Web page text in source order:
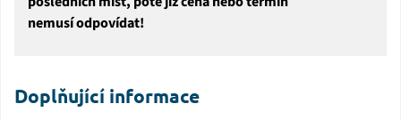
nemusí odpovídat!
Doplňující informace